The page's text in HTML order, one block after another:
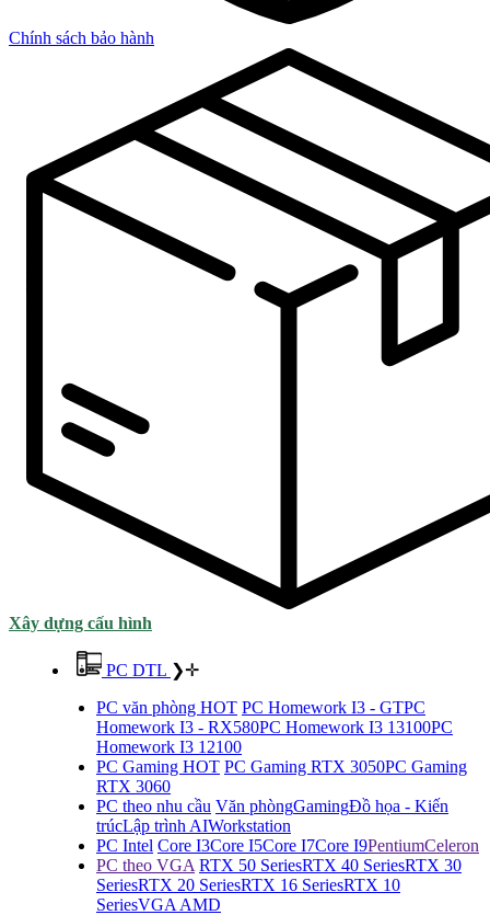
Chính sách bảo hành
Xây dựng cấu hình
PC DTL ❯✛
PC văn phòng HOT PC Homework I3 - GTPC
Homework I3 - RX580PC Homework I3 13100PC
Homework I3 12100
PC Gaming HOT PC Gaming RTX 3050PC Gaming
RTX 3060
PC theo nhu cầu Văn phòngGamingĐồ họa - Kiến
trúcLập trình AIWorkstation
PC Intel Core I3Core I5Core I7Core I9PentiumCeleron
PC theo VGA RTX 50 SeriesRTX 40 SeriesRTX 30
SeriesRTX 20 SeriesRTX 16 SeriesRTX 10
SeriesVGA AMD